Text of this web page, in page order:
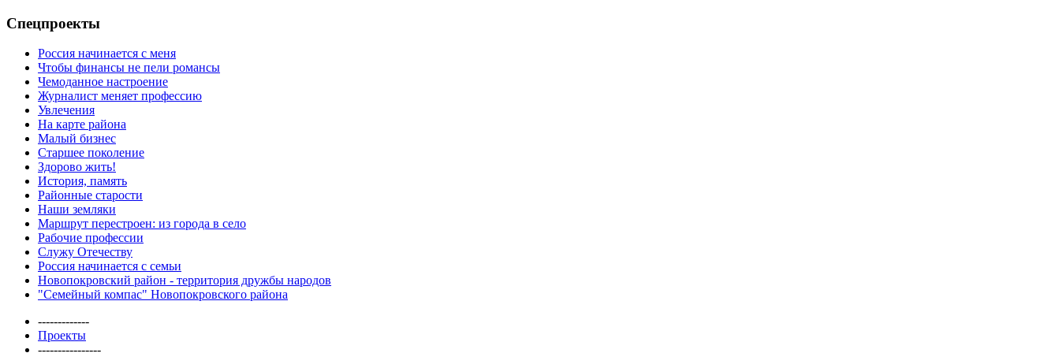
Спецпроекты
Россия начинается с меня
Чтобы финансы не пели романсы
Чемоданное настроение
Журналист меняет профессию
Увлечения
На карте района
Малый бизнес
Старшее поколение
Здорово жить!
История, память
Районные старости
Наши земляки
Маршрут перестроен: из города в село
Рабочие профессии
Служу Отечеству
Россия начинается с семьи
Новопокровский район - территория дружбы народов
"Семейный компас" Новопокровского района
-------------
Проекты
----------------